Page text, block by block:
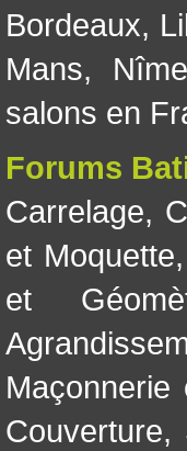
Bordeaux,
Mans,
salons en
Forums
Carrelage,
et Moquette,
et
Maçonnerie
Couverture,